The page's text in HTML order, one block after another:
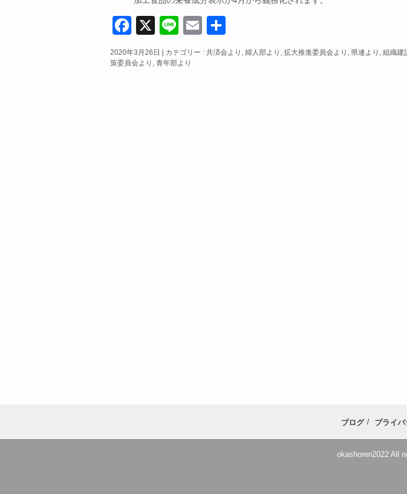
F
a
c
X
Li
n
e
E
m
ail
有
2020年3月26日 カテゴリー : 共済会より , 婦人部より , 拡大推進委員会より , 県連より , 組織建
策委員会より , 青年部より
ブログ プライ
okashoren2022 All